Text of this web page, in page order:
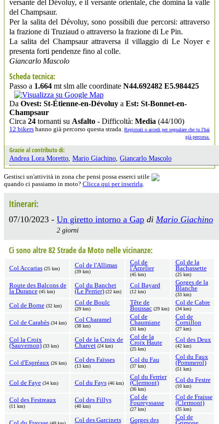
versante del Dévoluy, e il versante orientale, che domina la valle
del Champsaur.
Per la salita del Dévoluy, sono possibili due percorsi: attraverso
la frazione di Truziaud o attraverso la frazione di Le Pin.
La salita del Champsaur attraversa il villaggio di Le Noyer e
presenta forti pendenze fino al colle.
Giancarlo Mascolo
Scheda tecnica:
Passo a 1.664 mt slm alle coordinate N44.692482 E5.984425
Da Ovest: St-Étienne-en-Dévoluy a Est: St-Bonnet-en-
Champsaur
Circa 24 tornanti su Asfalto - Difficoltà: Media (44/100)
12 bikers hanno già percorso questa strada. Registrati o accedi per segnalare che tu l'hai
già percorsa.
Grazie al contributo di:
Andrea Lora Moretto Mario Giachino Giancarlo Mascolo
Gestisci un'attività in zona che pensi possa esserci utile
quando ci passiamo in moto? Clicca qui per inserirla.
Itinerari:
07/10/2023 - Un giretto intorno a Gap di Mario Giachino
2 giorni
Ci sono altre 82 Strade da Moto nelle vicinanze:
Col Accarias (25 km) Col de l'Allimas
(39 km)
Col de
l'Arzelier
(45 km)
Col de la
Bachassette
(25 km)
Route des Balcons de
la Durance (45 km)
Col du Banchet
(Le Perrier) (22 km)
Col Bayard
(12 km)
Gorges de la
Blanche
(33 km)
Col de Borne (32 km) Col de Boulc
(29 km)
Tête de
Boussac (29 km)
Col de Cabre
(34 km)
Col de Carabès (34 km) Col Charamel
(38 km)
Col de
Chaumiane
(31 km)
Col de
Cornillon
(27 km)
Col la Croix
(Sauvernon) (33 km)
Col de la Croix de
Charvet (24 km)
Col de la
Croix Haute
(25 km)
Col des Deux
(42 km)
Col d'Espréaux (26 km) Col des Faïsses
(13 km)
Col du Fau
(37 km)
Col du Faux
(Pommerol)
(51 km)
Col de Faye (34 km) Col du Fays (46 km)
Col du Ferrier
(Clermont)
(36 km)
Col du Festre
(10 km)
Col des Festreaux
(11 km)
Col des Fillys
(40 km)
Col de
Foureyssasse
(27 km)
Col de Fraisse
(Clermont)
(35 km)
Col des Garcinets
Gorges des
Col de